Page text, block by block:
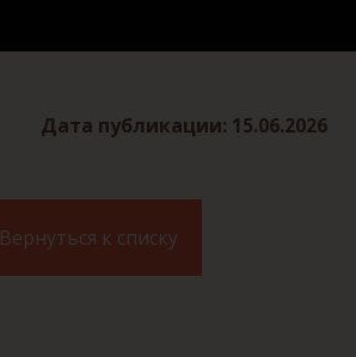
Дата публикации: 15.06.2026
Вернуться к списку